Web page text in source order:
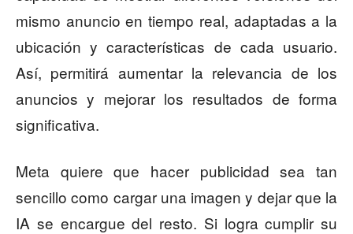
mismo anuncio en tiempo real, adaptadas a la
ubicación y características de cada usuario.
Así, permitirá aumentar la relevancia de los
anuncios y mejorar los resultados de forma
significativa.
Meta quiere que hacer publicidad sea tan
sencillo como cargar una imagen y dejar que la
IA se encargue del resto. Si logra cumplir su